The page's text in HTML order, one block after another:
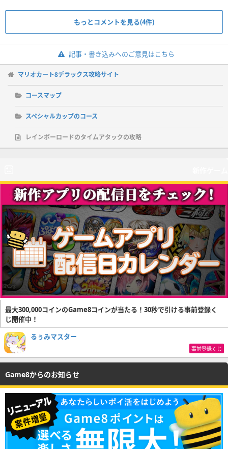
もっとコメントを見る(4件)
記事・書き込みへのご意見はこちら
マリオカート8デラックス攻略サイト
コースマップ
スペシャルカップのコース
レインボーロードのタイムアタックの攻略
最大300,000コインのGame8コインが当たる！30秒で引ける事前登録く
じ開催中！
るぅみマスター
事前登録くじ
Game8からのお知らせ